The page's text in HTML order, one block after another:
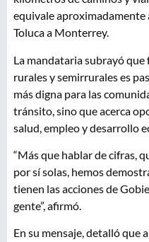
equivale
Toluca a Monterrey.
La mandataria subrayó
rurales y semirrurales es
más digna para las
tránsito, sino que acerca
salud, empleo y desarrollo
“Más que hablar de cifras,
por sí solas, hemos
tienen las acciones de
gente”, afirmó.
En su mensaje, detalló que